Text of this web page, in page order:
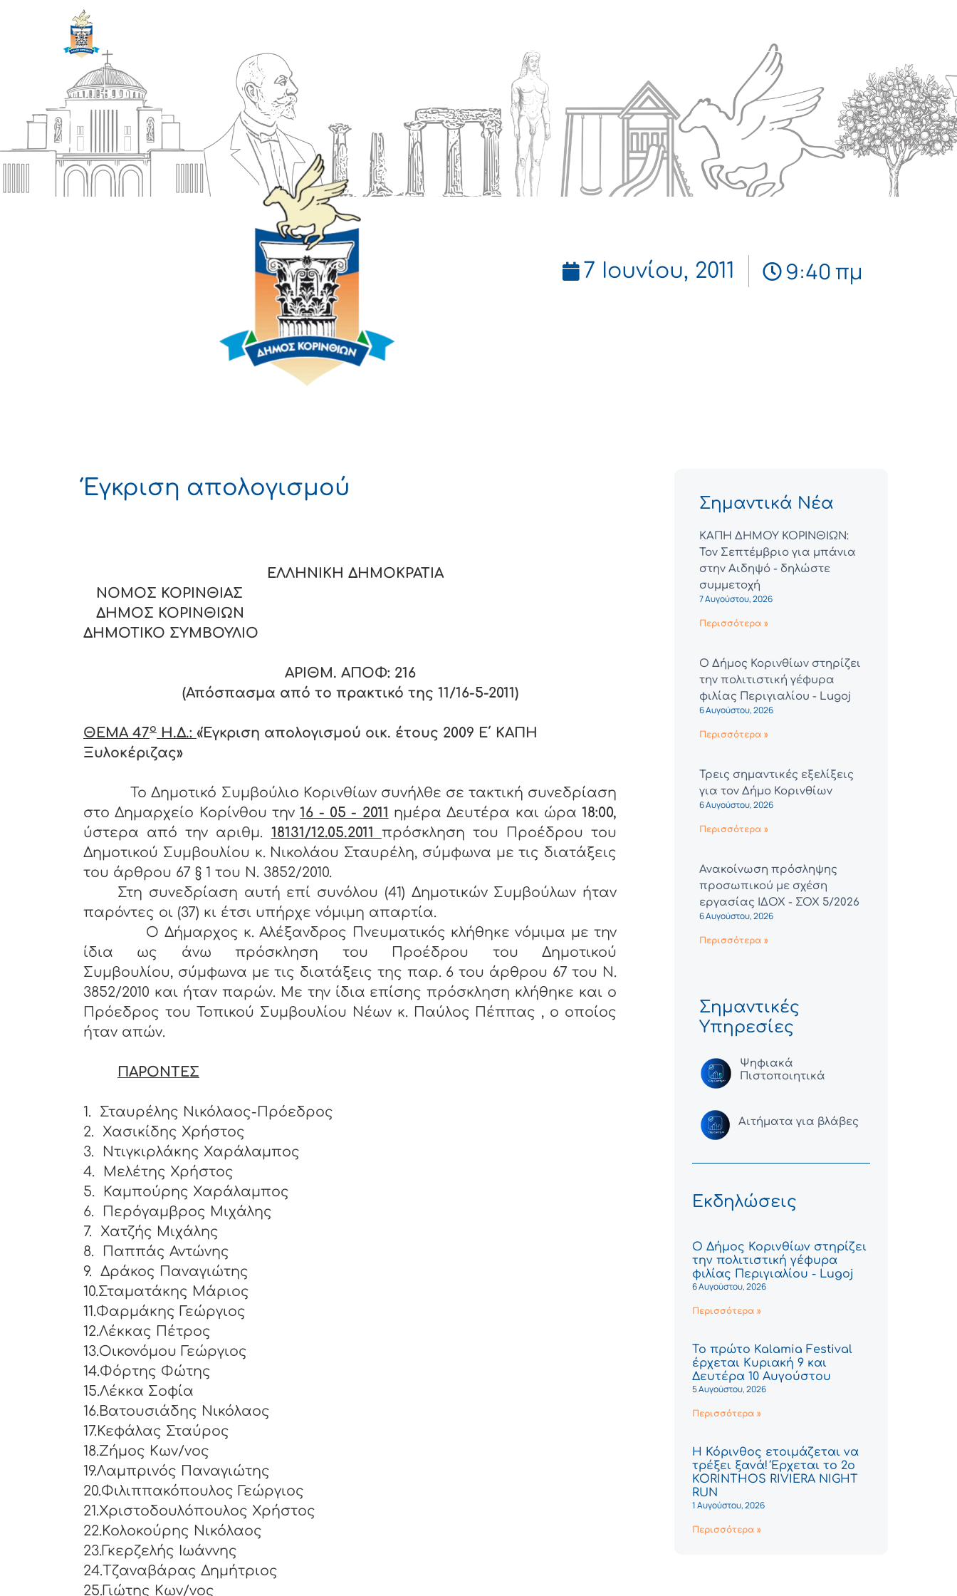
7 Ιουνίου, 2011 9:40 πμ
Έγκριση απολογισμού
ΕΛΛΗΝΙΚΗ ΔΗΜΟΚΡΑΤΙΑ
ΝΟΜΟΣ ΚΟΡΙΝΘΙΑΣ
ΔΗΜΟΣ ΚΟΡΙΝΘΙΩΝ
ΔΗΜΟΤΙΚΟ ΣΥΜΒΟΥΛΙΟ
ΑΡΙΘΜ. ΑΠΟΦ: 216
(Απόσπασμα από το πρακτικό της 11/16-5-2011)
ΘΕΜΑ 47ο Η.Δ.: «Έγκριση απολογισμού οικ. έτους 2009 Ε΄ ΚΑΠΗ
Ξυλοκέριζας»
Το Δημοτικό Συμβούλιο Κορινθίων συνήλθε σε τακτική συνεδρίαση
στο Δημαρχείο Κορίνθου την16 - 05 - 2011 ημέρα Δευτέρα και ώρα18:00,
ύστερα από την αριθμ. 18131/12.05.2011 πρόσκληση του Προέδρου του
Δημοτικού Συμβουλίου κ. Νικολάου Σταυρέλη, σύμφωνα με τις διατάξεις
του άρθρου 67 § 1 του Ν. 3852/2010.
Στη συνεδρίαση αυτή επί συνόλου (41) Δημοτικών Συμβούλων ήταν
παρόντες οι (37) κι έτσι υπήρχε νόμιμη απαρτία.
Ο Δήμαρχος κ. Αλέξανδρος Πνευματικός κλήθηκε νόμιμα με την
ίδια ως άνω πρόσκληση του Προέδρου του Δημοτικού
Συμβουλίου, σύμφωνα με τις διατάξεις της παρ. 6 του άρθρου 67 του Ν.
3852/2010 και ήταν παρών. Με την ίδια επίσης πρόσκληση κλήθηκε και ο
Πρόεδρος του Τοπικού Συμβουλίου Νέων κ. Παύλος Πέππας , ο οποίος
ήταν απών.
ΠΑΡΟΝΤΕΣ
1.
Σταυρέλης Νικόλαος-Πρόεδρος
2.
Χασικίδης Χρήστος
3.
Ντιγκιρλάκης Χαράλαμπος
4.
Μελέτης Χρήστος
5.
Καμπούρης Χαράλαμπος
6.
Περόγαμβρος Μιχάλης
7.
Χατζής Μιχάλης
8.
Παππάς Αντώνης
9.
Δράκος Παναγιώτης
10.Σταματάκης Μάριος
11.Φαρμάκης Γεώργιος
12.Λέκκας Πέτρος
13.Οικονόμου Γεώργιος
14.Φόρτης Φώτης
15.Λέκκα Σοφία
16.Βατουσιάδης Νικόλαος
17.Κεφάλας Σταύρος
18.Ζήμος Κων/νος
19.Λαμπρινός Παναγιώτης
20.Φιλιππακόπουλος Γεώργιος
21.Χριστοδουλόπουλος Χρήστος
22.Κολοκούρης Νικόλαος
23.Γκερζελής Ιωάννης
24.Τζαναβάρας Δημήτριος
25.Γιώτης Κων/νος
Σημαντικά Νέα
ΚΑΠΗ ΔΗΜΟΥ ΚΟΡΙΝΘΙΩΝ:
Τον Σεπτέμβριο για μπάνια
στην Αιδηψό - δηλώστε
συμμετοχή
7 Αυγούστου, 2026
Περισσότερα »
Ο Δήμος Κορινθίων στηρίζει
την πολιτιστική γέφυρα
φιλίας Περιγιαλίου - Lugoj
6 Αυγούστου, 2026
Περισσότερα »
Τρεις σημαντικές εξελίξεις
για τον Δήμο Κορινθίων
6 Αυγούστου, 2026
Περισσότερα »
Ανακοίνωση πρόσληψης
προσωπικού με σχέση
εργασίας ΙΔΟΧ - ΣΟΧ 5/2026
6 Αυγούστου, 2026
Περισσότερα »
Σημαντικές
Υπηρεσίες
Ψηφιακά
Πιστοποιητικά
Αιτήματα για βλάβες
Εκδηλώσεις
Ο Δήμος Κορινθίων στηρίζει
την πολιτιστική γέφυρα
φιλίας Περιγιαλίου - Lugoj
6 Αυγούστου, 2026
Περισσότερα »
Το πρώτο Kalamia Festival
έρχεται Κυριακή 9 και
Δευτέρα 10 Αυγούστου
5 Αυγούστου, 2026
Περισσότερα »
Η Κόρινθος ετοιμάζεται να
τρέξει ξανά! Έρχεται το 2ο
KORINTHOS RIVIERA NIGHT
RUN
1 Αυγούστου, 2026
Περισσότερα »